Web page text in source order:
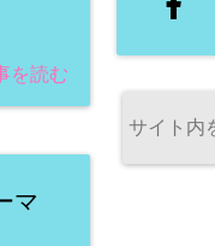
を読む
マ